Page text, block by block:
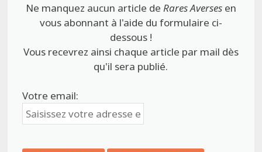
Ne manquez aucun article de Rares Aversesen
vous abonnant à l'aide du formulaire ci-
dessous !
Vous recevrez ainsi chaque article par mail dès
qu'il sera publié.
Votre email: